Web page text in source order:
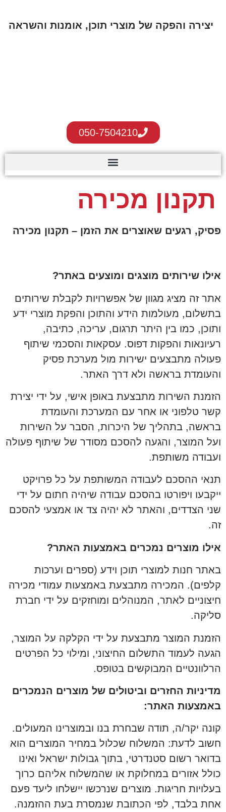
יצירה והפקה של מוצרי תוכן, אומנות והשראה
050-7504210
תקנון מכירה
פסיק, רגעים שאוצרים את הזמן – תקנון מכירה
אילו שירותים מוצגים ומוצעים באתר?
אתר זה מציג מגוון של אפשרויות לקבלת שירותים
בתשלום, מעולמות הידע והתוכן והפקת מוצרי ידע
ותוכן, כמו בין היתר תרגום, עריכה, כתיבה,
רעיונאות והפקות דפוס. עסקאות והסכמי שיתוף
פעולה מתבצעים ישירות מול מערכת פסיק
והעומדת בראשה ולא דרך האתר.
הזמנת השירות מתבצעת באופן אישי, על ידי יצירת
קשר טלפוני או אחר עם המערכת והעומדת
בראשה, בתהליך של היכרות, הסבר על השירות
ועל המוצר, והגעה להסכם מסודר של שיתוף פעולה
ועבודה משותפת.
תנאי ההסכם לעבודה המשותפת על כל פרויקט
ייקבעו ויפורטו בהסכם עבודה שיהיה חתום על ידי
שני הצדדים, והאתר לא יהיה צד או אמצעי להסכם
זה.
אילו מוצרים נמכרים באמצעות האתר?
באתר חנות למוצרי תוכן וידע (ספרים וערכות
קלפים). המכירה מתבצעת באמצעות עמודי מכירה
חיצוניים לאתר, המנוהלים ומוחזקים על ידי חברת
סליקה.
הזמנת המוצר מתבצעת על ידי הקלקה על המוצר,
הגעה לעמוד התשלום החיצוני, ומילוי כל הפרטים
הרלוונטיים המבוקשים בטופס.
מדיניות החזרים וביטולים של מוצרים הנמכרים
באמצעות האתר:
קונה יקר/ה, תודה שבחרת בנו ובמוצרינו המעולים.
חשוב לדעת: המשלוח שכלול במחיר המוצרים הוא
בדואר רשום סטנדרטי, בתוך גבולות ישראל ואינו
כולל אזורים במחלוקת או שהמשלוח אליהם כרוך
בעלויות חריגות. מוצרים שנרכשו יישלחו ליעד פעם
אחת בלבד, לפי הכתובת שנמסרת בעת ההזמנה.